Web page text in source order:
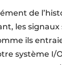
de
les
ils
système I/